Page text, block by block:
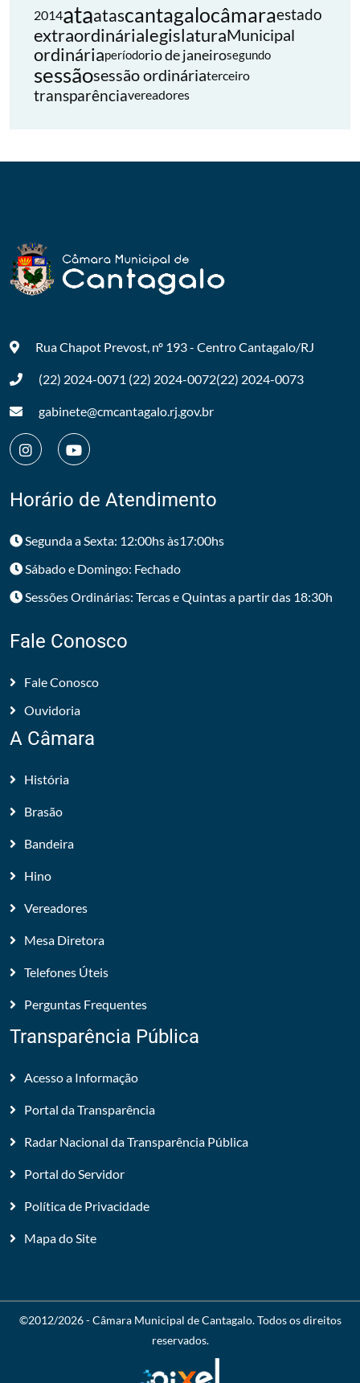
2014ataatascantagalocâmaraestado
extraordinárialegislaturaMunicipal
ordináriaperíodorio de janeirosegundo
sessãosessão ordináriaterceiro
transparênciavereadores
Rua Chapot Prevost, nº 193 - CentroCantagalo/RJ
(22) 2024-0071 (22) 2024-0072(22) 2024-0073
gabinete@cmcantagalo.rj.gov.br
Horário de Atendimento
Segunda a Sexta: 12:00hs às17:00hs
Sábado e Domingo: Fechado
Sessões Ordinárias: Tercas e Quintas a partir das 18:30h
Fale Conosco
Fale Conosco
Ouvidoria
A Câmara
História
Brasão
Bandeira
Hino
Vereadores
Mesa Diretora
Telefones Úteis
Perguntas Frequentes
Transparência Pública
Acesso a Informação
Portal da Transparência
Radar Nacional da Transparência Pública
Portal do Servidor
Política de Privacidade
Mapa do Site
©2012/2026 -Câmara Municipal de Cantagalo. Todos os direitos
reservados.